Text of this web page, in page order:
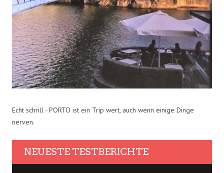
Echt schrill - PORTO ist ein Trip wert, auch wenn einige Dinge
nerven.
NEUESTE TESTBERICHTE